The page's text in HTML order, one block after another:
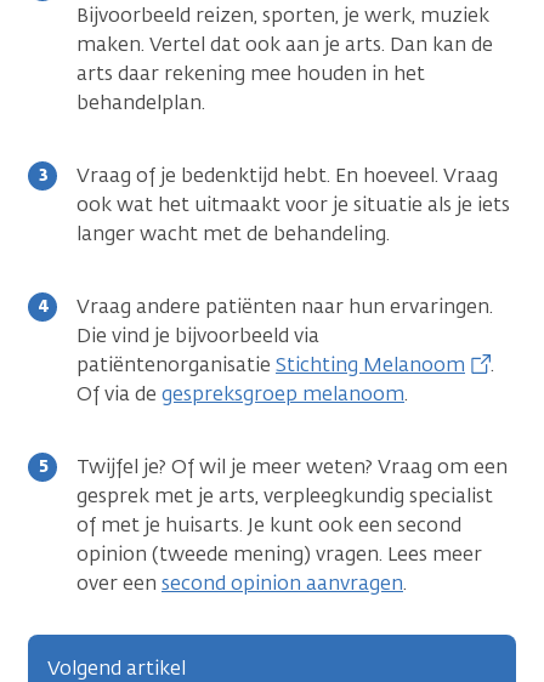
Bijvoorbeeld reizen, sporten, je werk, muziek
maken. Vertel dat ook aan je arts. Dan kan de
arts daar rekening mee houden in het
behandelplan.
Vraag of je bedenktijd hebt. En hoeveel. Vraag
ook wat het uitmaakt voor je situatie als je iets
langer wacht met de behandeling.
Vraag andere patiënten naar hun ervaringen.
Die vind je bijvoorbeeld via
patiëntenorganisatie Stichting Melanoom
.
Of via de gespreksgroep melanoom.
Twijfel je? Of wil je meer weten? Vraag om een
gesprek met je arts, verpleegkundig specialist
of met je huisarts. Je kunt ook een second
opinion (tweede mening) vragen. Lees meer
over een second opinion aanvragen.
Volgend artikel